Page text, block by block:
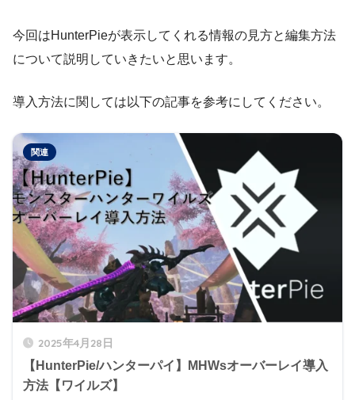
今回はHunterPieが表示してくれる情報の見方と編集方法
について説明していきたいと思います。
導入方法に関しては以下の記事を参考にしてください。
2025年4月28日
【HunterPie/ハンターパイ】MHWsオーバーレイ導入
方法【ワイルズ】